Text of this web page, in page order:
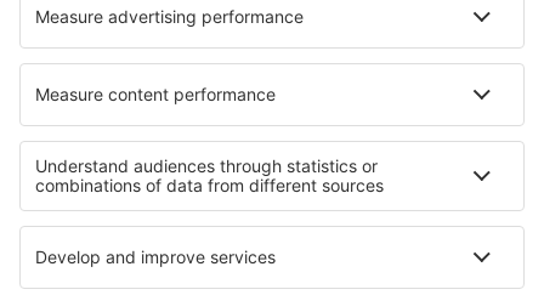
Nejlepší ubytování - regiony
Ubytování in Niagara Falls Ubytování in Massachusetts
Ubytování in Georgia Ubytování na Anna Maria Island
Ubytování na Florida Keys Ubytování in Black Forest
Ubytování ve Velké Británii Ubytování na Svatém Tomáši